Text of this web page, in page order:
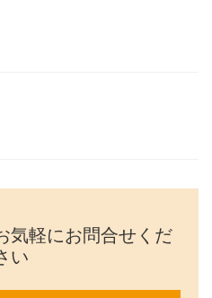
気軽にお問合せくだ
い